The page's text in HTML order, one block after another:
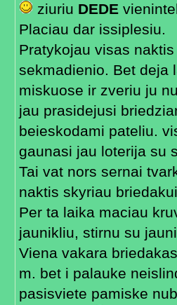
ziuriu DEDE
Placiau dar issiplesiu.
Pratykojau visas
sekmadienio. Bet deja
miskuose ir zveriu ju
jau prasidejusi
beieskodami pateliu.
gaunasi jau loterija su
Tai vat nors sernai
naktis skyriau
Per ta laika maciau
jaunikliu, stirnu su
Viena vakara
m. bet i palauke
pasisviete pamiske